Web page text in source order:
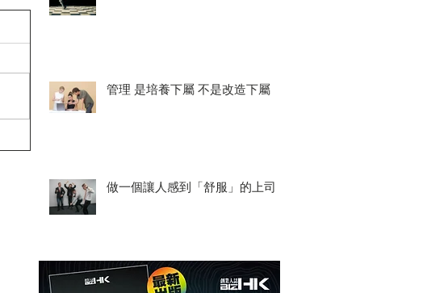
管理 是培養下屬 不是改造下屬
做一個讓人感到「舒服」的上司